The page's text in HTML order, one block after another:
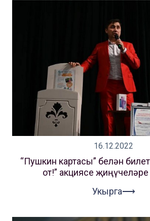
16.12.2022
“Пушкин картасы” белән
от!” акциясе
Укырга⟶